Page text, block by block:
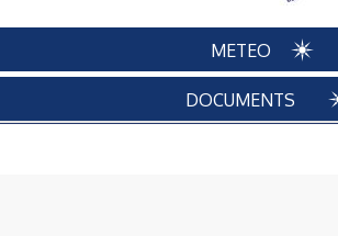
METEO
DOCUMENTS